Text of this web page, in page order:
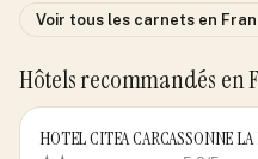
Voir tous les carnets en
Hôtels recommandés en
HOTEL CITEA CARCASSONNE